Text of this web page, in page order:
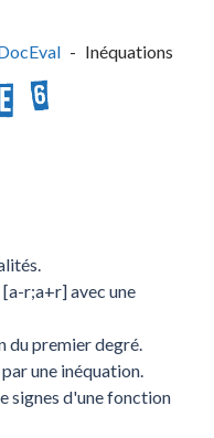
Inéquations
r;a+r] avec une
du premier degré.
une inéquation.
signes d'une fonction